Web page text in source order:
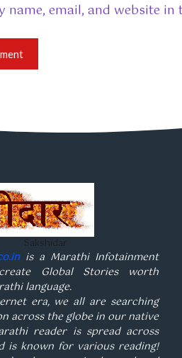
name, email, and website
Sakshidar
is a Marathi Infotainment
Global Stories worth
language.
era, we all are searching
across the globe in our native
reader is spread across
is known for various reading!